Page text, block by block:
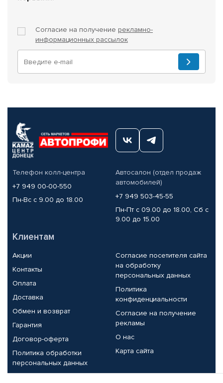
Согласие на получение рекламно-
информационных рассылок
Телефон колл-центра
+7 949 00-00-550
Пн-Вс с 9.00 до 18.00
Автосалон (отдел продаж
автомобилей)
+7 949 503-45-55
Пн-Пт с 09.00 до 18.00, Сб с
9.00 до 15.00
Клиентам
Акции
Контакты
Оплата
Доставка
Обмен и возврат
Гарантия
Договор-оферта
Политика обработки
персональных данных
Согласие посетителя сайта
на обработку
персональных данных
Политика
конфиденциальности
Согласие на получение
рекламы
О нас
Карта сайта